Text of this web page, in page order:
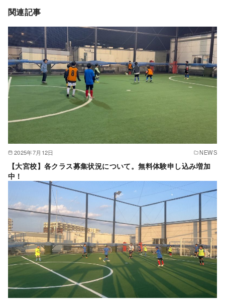
関連記事
2025年7月12日 NEWS
【大宮校】各クラス募集状況について。無料体験申し込み増加
中！